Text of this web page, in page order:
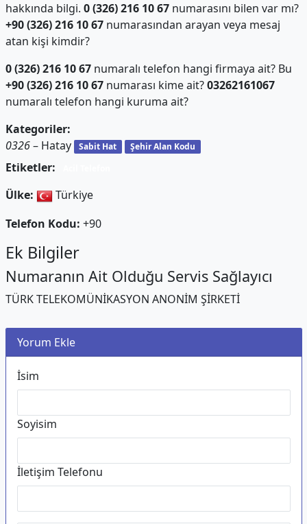
hakkında bilgi. 0 (326) 216 10 67numarasını bilen var mı?
+90 (326) 216 10 67numarasından arayan veya mesaj
atan kişi kimdir?
0 (326) 216 10 67numaralı telefon hangi firmaya ait? Bu
+90 (326) 216 10 67numarası kime ait?03262161067
numaralı telefon hangi kuruma ait?
Kategoriler:
0326– Hatay Sabit Hat Şehir Alan Kodu
Etiketler:
Ülke:
Türkiye
Telefon Kodu: +90
Ek Bilgiler
Numaranın Ait Olduğu Servis Sağlayıcı
TÜRK TELEKOMÜNİKASYON ANONİM ŞİRKETİ
Yorum Ekle
İsim
Soyisim
İletişim Telefonu